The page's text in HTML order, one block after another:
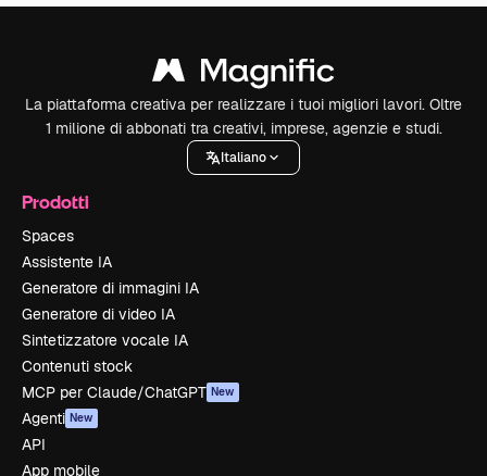
La piattaforma creativa per realizzare i tuoi migliori lavori. Oltre
1 milione di abbonati tra creativi, imprese, agenzie e studi.
Italiano
Prodotti
Spaces
Assistente IA
Generatore di immagini IA
Generatore di video IA
Sintetizzatore vocale IA
Contenuti stock
MCP per Claude/ChatGPT New
Agenti New
API
App mobile